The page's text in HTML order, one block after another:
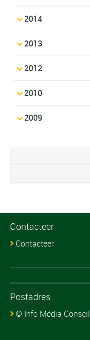
2014
2013
2012
2010
2009
Contacteer
Contacteer
Postadres
© Info Média Conseil